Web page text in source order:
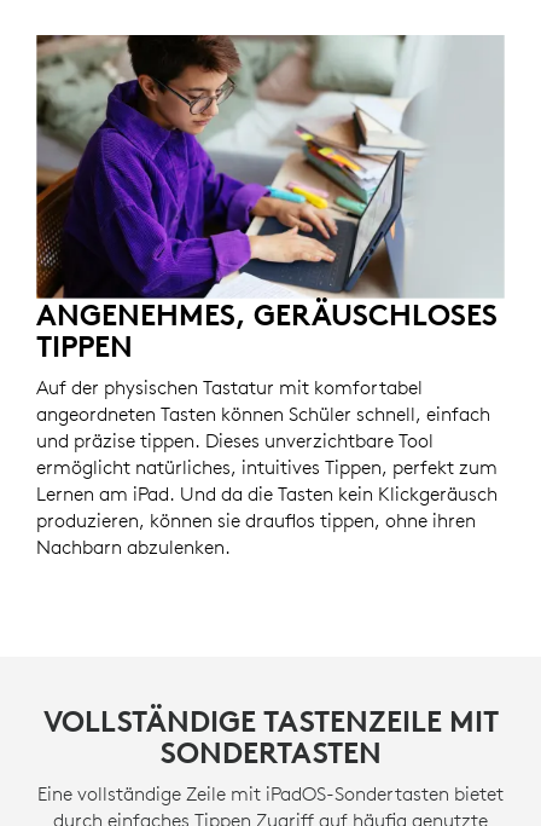
ANGENEHMES, GERÄUSCHLOSES
TIPPEN
Auf der physischen Tastatur mit komfortabel
angeordneten Tasten können Schüler schnell, einfach
und präzise tippen. Dieses unverzichtbare Tool
ermöglicht natürliches, intuitives Tippen, perfekt zum
Lernen am iPad. Und da die Tasten kein Klickgeräusch
produzieren, können sie drauflos tippen, ohne ihren
Nachbarn abzulenken.
VOLLSTÄNDIGE TASTENZEILE MIT
SONDERTASTEN
Eine vollständige Zeile mit iPadOS-Sondertasten bietet
durch einfaches Tippen Zugriff auf häufig genutzte